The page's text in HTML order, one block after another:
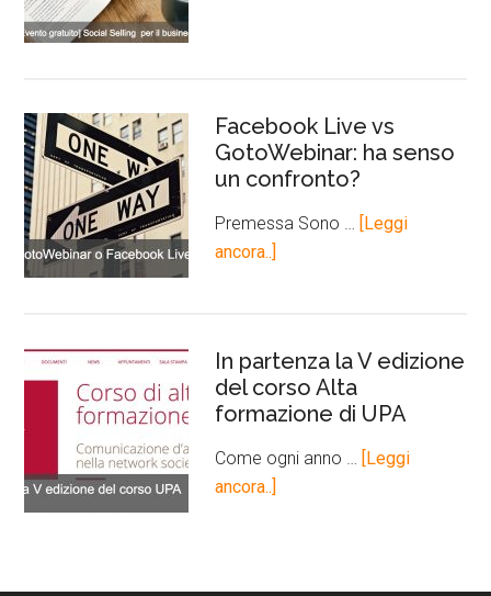
Facebook Live vs
GotoWebinar: ha senso
un confronto?
Premessa Sono … [Leggi
ancora..]
In partenza la V edizione
del corso Alta
formazione di UPA
Come ogni anno … [Leggi
ancora..]